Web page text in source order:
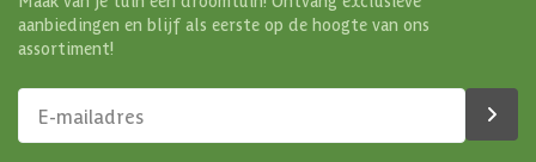
aanbiedingen en blijf als eerste op de hoogte van ons
assortiment!